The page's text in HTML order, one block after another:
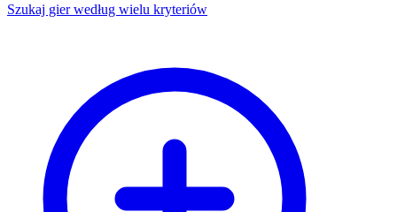
Szukaj gier według wielu kryteriów